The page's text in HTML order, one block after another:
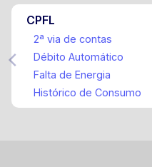
CPFL
2ª via de contas
Débito Automático
Falta de Energia
Histórico de Consumo